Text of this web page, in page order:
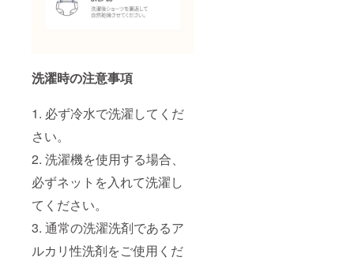
洗濯時の注意事項
1. 必ず冷水で洗濯してくだ
さい。
2. 洗濯機を使用する場合、
必ずネットを入れて洗濯し
てください。
3. 通常の洗濯洗剤であるア
ルカリ性洗剤をご使用くだ